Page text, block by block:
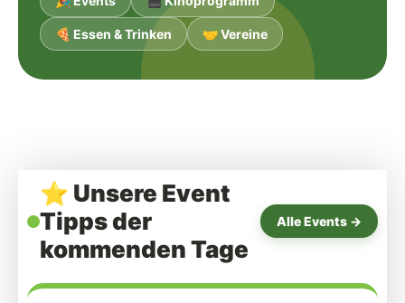
🍕 Essen & Trinken 🤝 Vereine
⭐ Unsere Event
Tipps der
kommenden Tage
Alle Events →